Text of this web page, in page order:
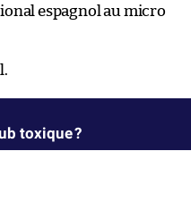
espagnol au micro
toxique ?